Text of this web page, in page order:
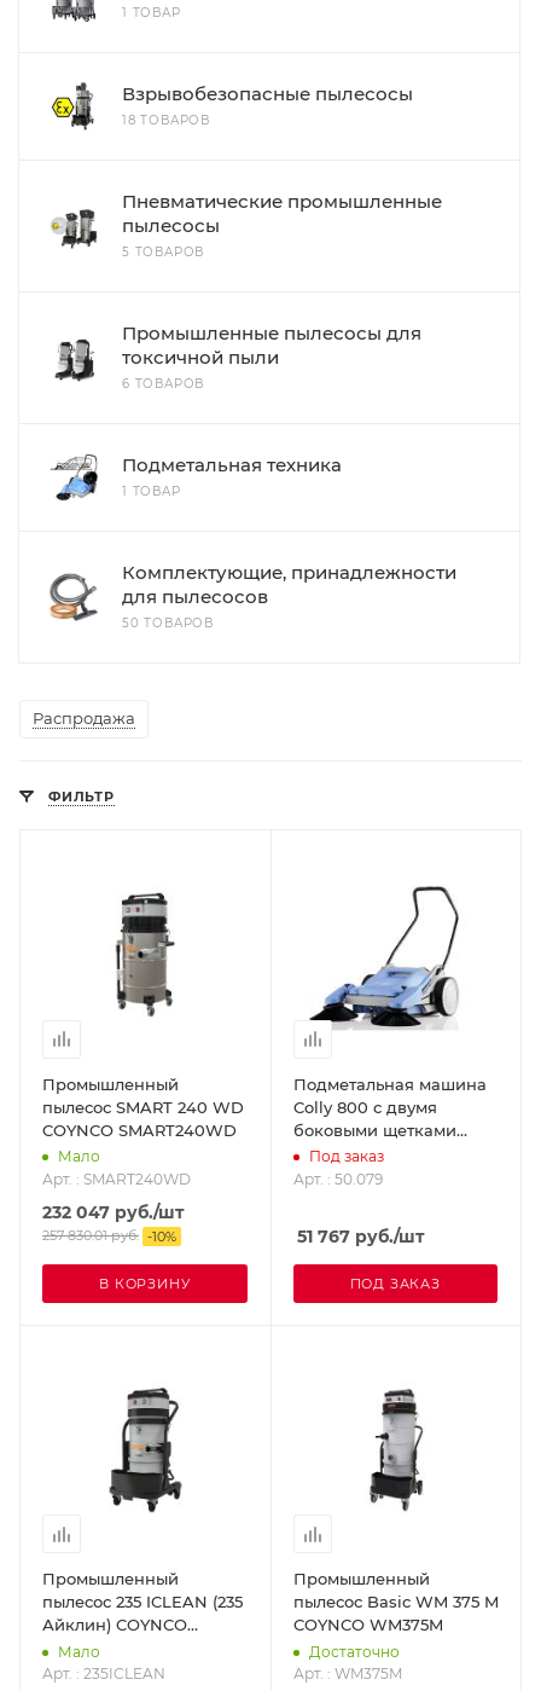
1 ТОВАР
Взрывобезопасные пылесосы
18 ТОВАРОВ
Пневматические промышленные
пылесосы
5 ТОВАРОВ
Промышленные пылесосы для
токсичной пыли
6 ТОВАРОВ
Подметальная техника
1 ТОВАР
Комплектующие, принадлежности
для пылесосов
50 ТОВАРОВ
Распродажа
ФИЛЬТР
Промышленный
пылесос SMART 240 WD
COYNCO SMART240WD
Мало
Арт. : SMART240WD
232 047 руб./шт
257 830.01руб. -10%
В КОРЗИНУ
Подметальная машина
Colly 800 с двумя
боковыми щетками
KRANZLE 50.079
Под заказ
Арт. : 50.079
51 767руб./шт
ПОД ЗАКАЗ
Промышленный
пылесос 235 ICLEAN (235
Айклин) COYNCO
235ICLEAN
Мало
Арт. : 235ICLEAN
Промышленный
пылесос Basic WM 375 M
COYNCO WM375M
Достаточно
Арт. : WM375M